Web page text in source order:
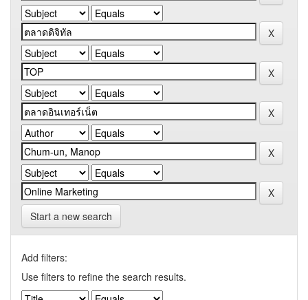
Start a new search
Add filters:
Use filters to refine the search results.